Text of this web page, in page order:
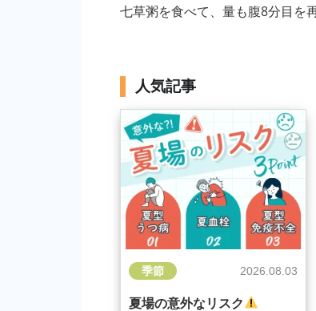
七草粥を食べて、量も腹8分目を
人気記事
季節 2026.08.03
夏場の意外なリスク